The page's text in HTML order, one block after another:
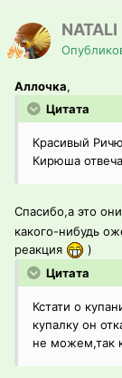
NATALI
Аллочка,
Цитата
Красивый
Кирюша
Спасибо,а это
какого-нибудь
реакция
)
Цитата
Кстати о
купалку он
не можем,так